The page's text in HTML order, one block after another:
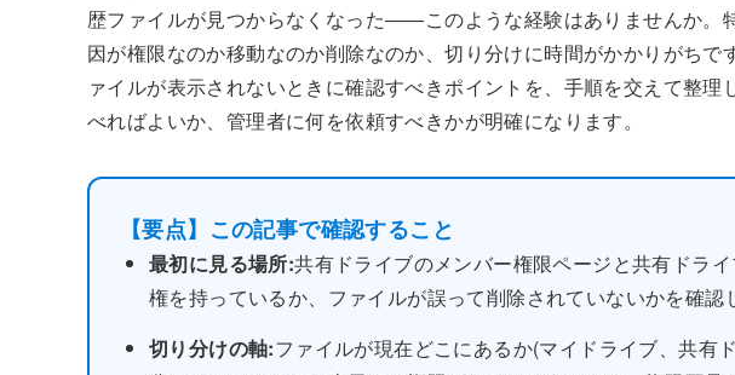
歴ファイルが見つからなくなった――このような経験はありませんか。
因が権限なのか移動なのか削除なのか、切り分けに時間がかかりがち
ァイルが表示されないときに確認すべきポイントを、手順を交えて整
べればよいか、管理者に何を依頼すべきかが明確になります。
【要点】この記事で確認すること
最初に見る場所:共有ドライブのメンバー権限ページと共有ドラ
権を持っているか、ファイルが誤って削除されていないかを確認
切り分けの軸:ファイルが現在どこにあるか(マイドライブ、共有